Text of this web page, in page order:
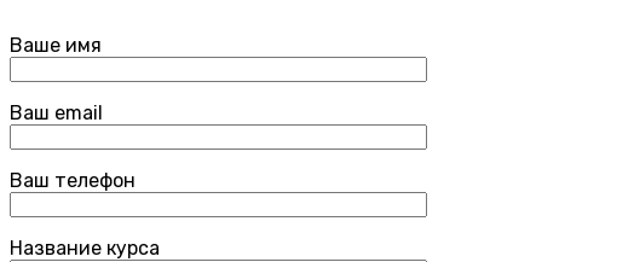
Ваше имя
Ваш email
Ваш телефон
Название курса